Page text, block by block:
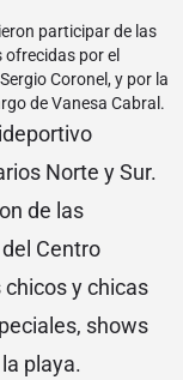
participar de las
por el
Coronel, y por la
de Vanesa Cabral.
Norte y Sur.
de las
Centro
chicos y chicas
shows
playa.